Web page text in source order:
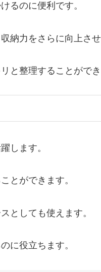
るのに便利です。
納力をさらに向上させ
と整理することができ
します。
とができます。
としても使えます。
に役立ちます。